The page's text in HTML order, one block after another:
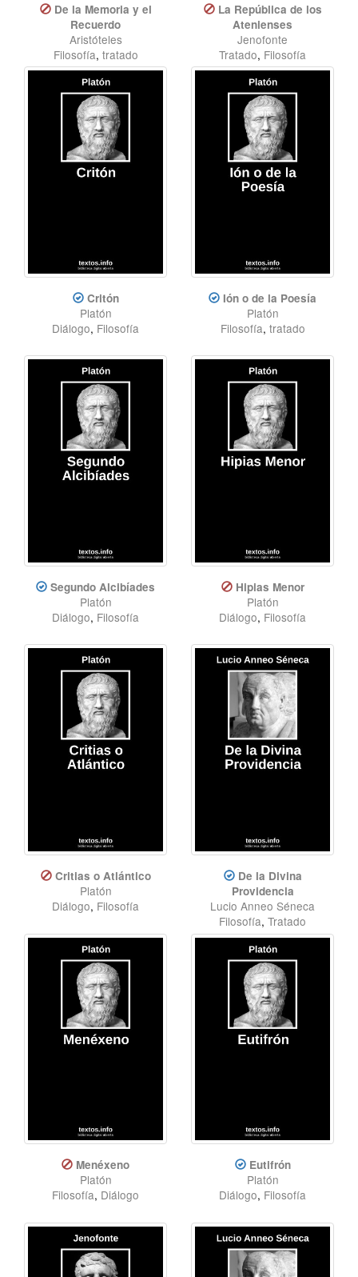
De la Memoria y el
Recuerdo
Aristóteles
Filosofía, tratado
La República de los
Atenienses
Jenofonte
Tratado, Filosofía
Critón
Platón
Diálogo, Filosofía
Ión o de la Poesía
Platón
Filosofía, tratado
Segundo Alcibíades
Platón
Diálogo, Filosofía
Hipias Menor
Platón
Diálogo, Filosofía
Critias o Atlántico
Platón
Diálogo, Filosofía
De la Divina
Providencia
Lucio Anneo Séneca
Filosofía, Tratado
Menéxeno
Platón
Filosofía, Diálogo
Eutifrón
Platón
Diálogo, Filosofía